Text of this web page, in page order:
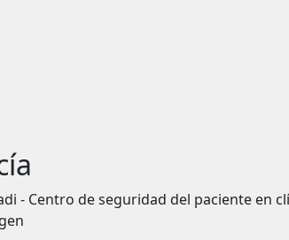
- Centro de seguridad del paciente en